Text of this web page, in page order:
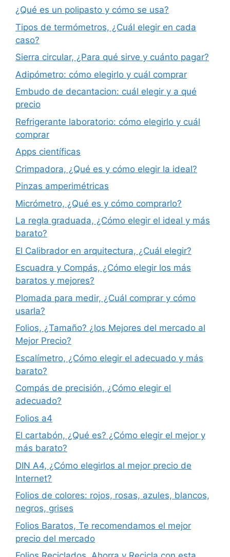
¿Qué es un polipasto y cómo se usa?
Tipos de termómetros, ¿Cuál elegir en cada
caso?
Sierra circular, ¿Para qué sirve y cuánto pagar?
Adipómetro: cómo elegirlo y cuál comprar
Embudo de decantacion: cuál elegir y a qué
precio
Refrigerante laboratorio: cómo elegirlo y cuál
comprar
Apps científicas
Crimpadora, ¿Qué es y cómo elegir la ideal?
Pinzas amperimétricas
Micrómetro, ¿Qué es y cómo comprarlo?
La regla graduada, ¿Cómo elegir el ideal y más
barato?
El Calibrador en arquitectura, ¿Cuál elegir?
Escuadra y Compás, ¿Cómo elegir los más
baratos y mejores?
Plomada para medir, ¿Cuál comprar y cómo
usarla?
Folios, ¿Tamaño? ¿los Mejores del mercado al
Mejor Precio?
Escalímetro, ¿Cómo elegir el adecuado y más
barato?
Compás de precisión, ¿Cómo elegir el
adecuado?
Folios a4
El cartabón, ¿Qué es? ¿Cómo elegir el mejor y
más barato?
DIN A4, ¿Cómo elegirlos al mejor precio de
Internet?
Folios de colores: rojos, rosas, azules, blancos,
negros, grises
Folios Baratos, Te recomendamos el mejor
precio del mercado